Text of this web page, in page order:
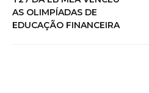
AS OLIMPÍADAS DE
EDUCAÇÃO FINANCEIRA